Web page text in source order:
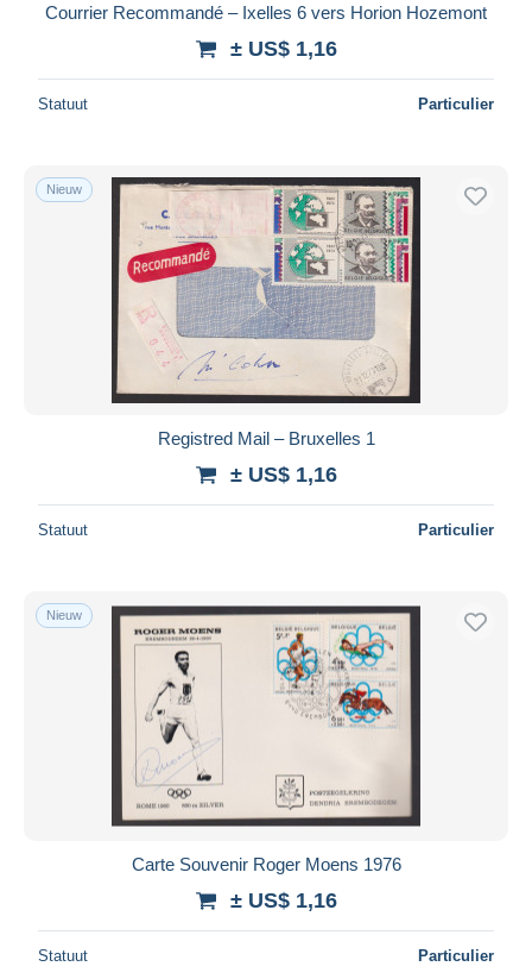
Courrier Recommandé – Ixelles 6 vers Horion Hozemont
± US$ 1,16
Statuut Particulier
Nieuw
Registred Mail – Bruxelles 1
± US$ 1,16
Statuut Particulier
Nieuw
Carte Souvenir Roger Moens 1976
± US$ 1,16
Statuut Particulier